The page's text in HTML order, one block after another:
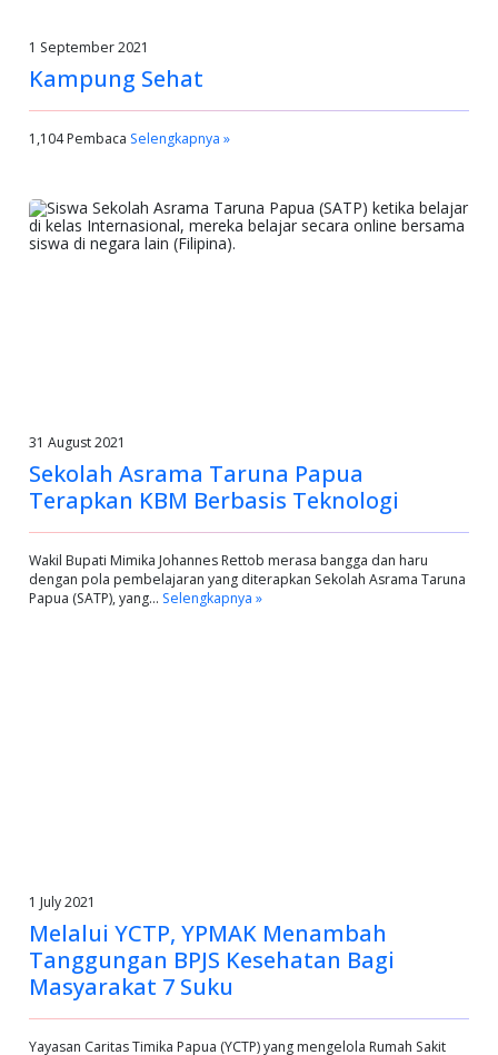
1 September 2021
Kampung Sehat
1,104 Pembaca Selengkapnya »
31 August 2021
Sekolah Asrama Taruna Papua
Terapkan KBM Berbasis Teknologi
Wakil Bupati Mimika Johannes Rettob merasa bangga dan haru
dengan pola pembelajaran yang diterapkan Sekolah Asrama Taruna
Papua (SATP), yang… Selengkapnya »
1 July 2021
Melalui YCTP, YPMAK Menambah
Tanggungan BPJS Kesehatan Bagi
Masyarakat 7 Suku
Yayasan Caritas Timika Papua (YCTP) yang mengelola Rumah Sakit